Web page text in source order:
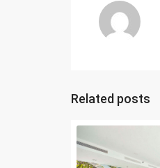
Related posts